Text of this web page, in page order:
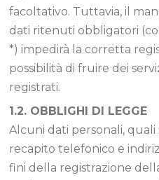
facoltativo. Tuttavia, il
dati ritenuti obbligatori
*) impedirà la corretta
possibilità di fruire dei
registrati.
1.2. OBBLIGHI DI LEGGE
Alcuni dati personali,
recapito telefonico e
fini della registrazione